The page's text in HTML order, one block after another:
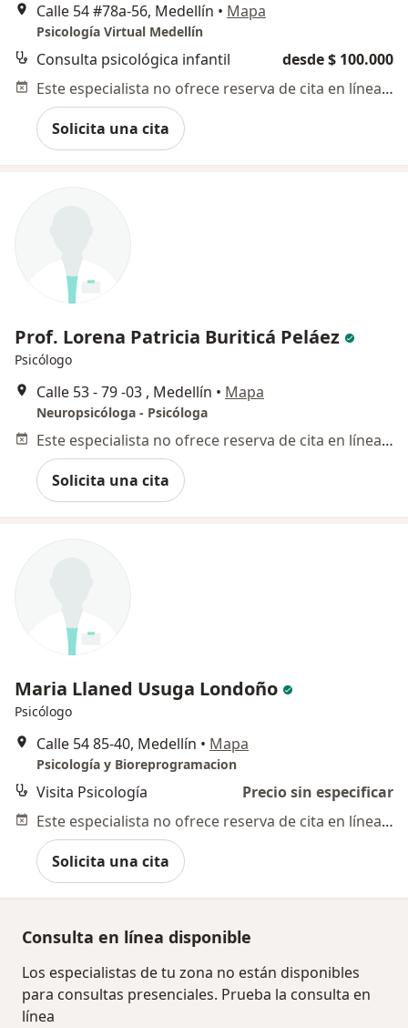
Calle 54 #78a-56, Medellín • Mapa
Psicología Virtual Medellín
Consulta psicológica infantil
desde $ 100.000
Este especialista no ofrece reserva de cita en línea en esta dirección.
Solicita una cita
Prof. Lorena Patricia Buriticá Peláez
Psicólogo
Calle 53 - 79 -03 , Medellín • Mapa
Neuropsicóloga - Psicóloga
Este especialista no ofrece reserva de cita en línea en esta dirección.
Solicita una cita
Maria Llaned Usuga Londoño
Psicólogo
Calle 54 85-40, Medellín • Mapa
Psicología y Bioreprogramacion
Visita Psicología
Precio sin especificar
Este especialista no ofrece reserva de cita en línea en esta dirección.
Solicita una cita
Consulta en línea disponible
Los especialistas de tu zona no están disponibles
para consultas presenciales. Prueba la consulta en
línea